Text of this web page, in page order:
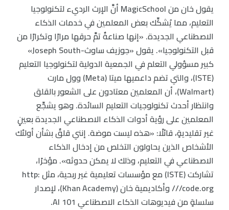
يقول خان من MagicSchool أنَّ الإرث الرديء لتكنولوجيا
التعليم، مما يُشكِّك بعض المعلمين في خدمات الذكاء
الاصطناعي الجديدة. «إنها صناعةٌ تمَّ حرقها مرارًا وتكرارًا من
قبل التكنولوجيا». يقول «جوزيف ساوث-Joseph South»
كبير مسؤولي التعلم في الجمعية الدولية لتكنولوجيا التعليم
(ISTE)، والتي تضم داعميها ميتا (Meta) وول مارت
(Walmart)، أن المعلمين معتادون على الشعور بالقلق
وانتظار أحدث تكنولوجيات التعليم السائدة. وهو يشجِّع
المعلمين على رؤية أدوات الذكاء الاصطناعي الجديدة بعينٍ
غير تقليديةٍ، قائلًا: «هذه ليست موضة. إنني قلقٌ بشأن أولئك
الأشخاص الذين يحاولون التخلص من إدخال الذكاء
الاصطناعي في التعليم، وذلك لا يمكن حدوثه». مؤخرًا،
تشاركت (ISTE) مع مؤسسات تعليمية غير ربحية، مثل http:
//code.org/ وأكاديمية خان (Khan Academy)، لإصدار
سلسلةٍ من فيديوهات الذكاء الاصطناعي AI 101.